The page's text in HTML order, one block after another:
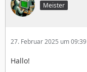
Meister
27. Februar 2025 um 09:39
Hallo!